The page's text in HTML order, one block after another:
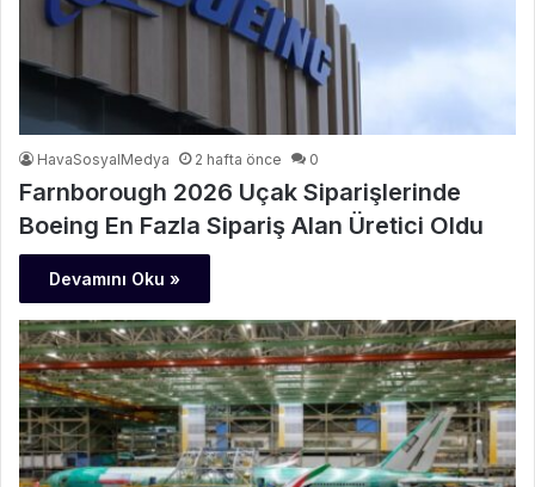
HavaSosyalMedya 2 hafta önce 0
Farnborough 2026 Uçak Siparişlerinde
Boeing En Fazla Sipariş Alan Üretici Oldu
Devamını Oku »